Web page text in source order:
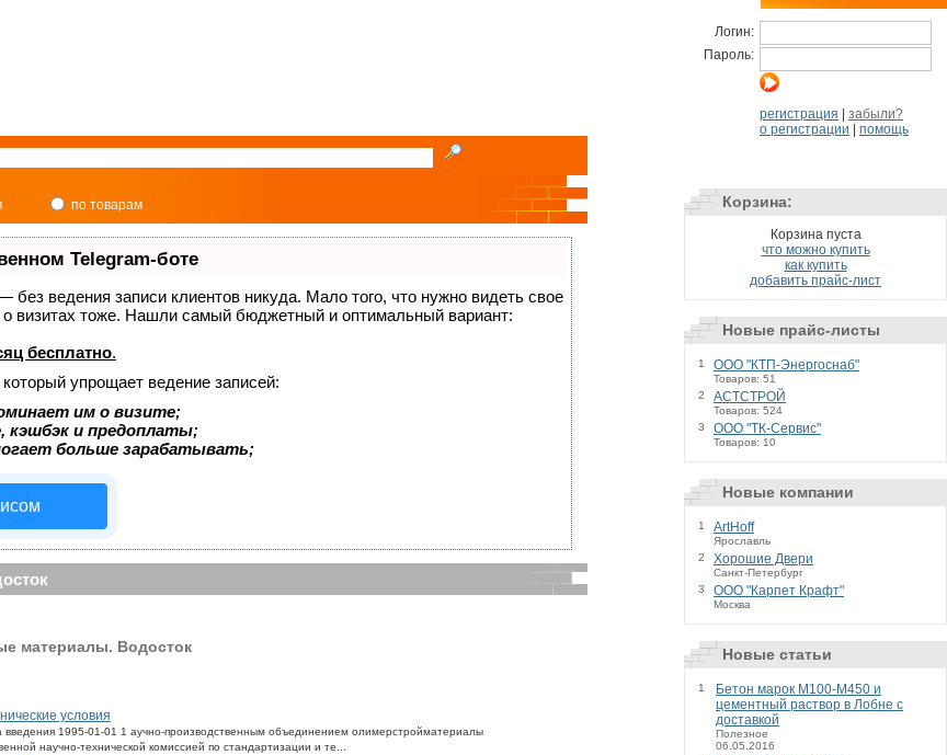
Логин:
Пароль:
регистрация
забыли?
о регистрации
помощь
по товарам
Telegram-боте
без ведения записи клиентов никуда. Мало того, что нужно видеть свое
о визитах тоже. Нашли самый бюджетный и оптимальный вариант:
бесплатно.
упрощает ведение записей:
им о визите;
кэшбэк и предоплаты;
больше зарабатывать;
материалы. Водосток
условия
введения 1995-01-01 1 аучно-производственным объединением олимерстройматериалы
научно-технической комиссией по стандартизации и те...
Корзина:
Корзина пуста
что можно купить
как купить
добавить прайс-лист
Новые прайс-листы
1 ООО "КТП-Энергоснаб"
Товаров: 51
2
АСТСТРОЙ
Товаров: 524
3
ООО "ТК-Сервис"
Товаров: 10
Новые компании
1 ArtHoff
Ярославль
2
Хорошие Двери
Санкт-Петербург
3
ООО "Карпет Крафт"
Москва
Новые статьи
1
Бетон марок М100-М450 и
цементный раствор в Лобне с
доставкой
Полезное
06.05.2016